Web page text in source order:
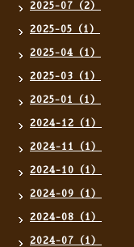
2025-07（2）
2025-05（1）
2025-04（1）
2025-03（1）
2025-01（1）
2024-12（1）
2024-11（1）
2024-10（1）
2024-09（1）
2024-08（1）
2024-07（1）